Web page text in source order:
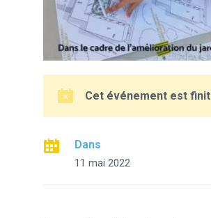
Cet événement est finit
Dans
11 mai 2022